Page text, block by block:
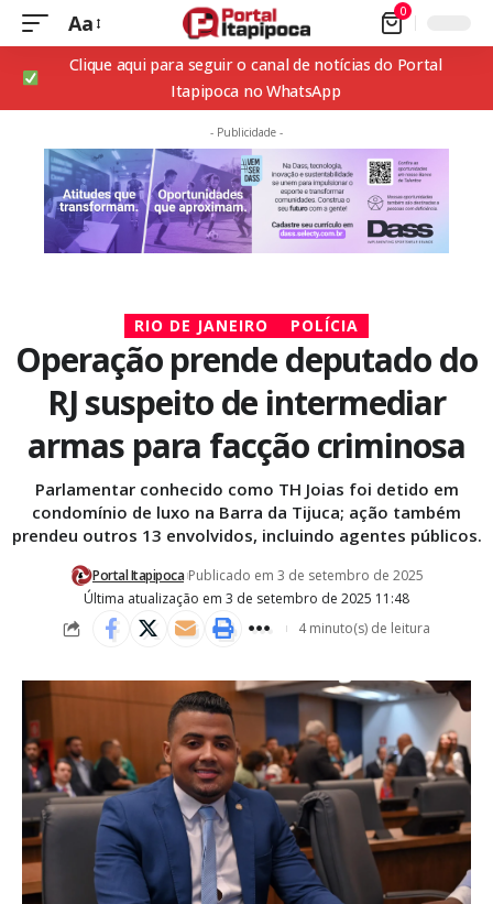
Aa 0
Clique aqui para seguir o canal de notícias do Portal
Itapipoca no WhatsApp
- Publicidade -
RIO DE JANEIRO POLÍCIA
Operação prende deputado do
RJ suspeito de intermediar
armas para facção criminosa
Parlamentar conhecido como TH Joias foi detido em
condomínio de luxo na Barra da Tijuca; ação também
prendeu outros 13 envolvidos, incluindo agentes públicos.
Última atualização em 3 de setembro de 2025 11:48
Portal Itapipoca Publicado em 3 de setembro de 2025
4 minuto(s) de leitura